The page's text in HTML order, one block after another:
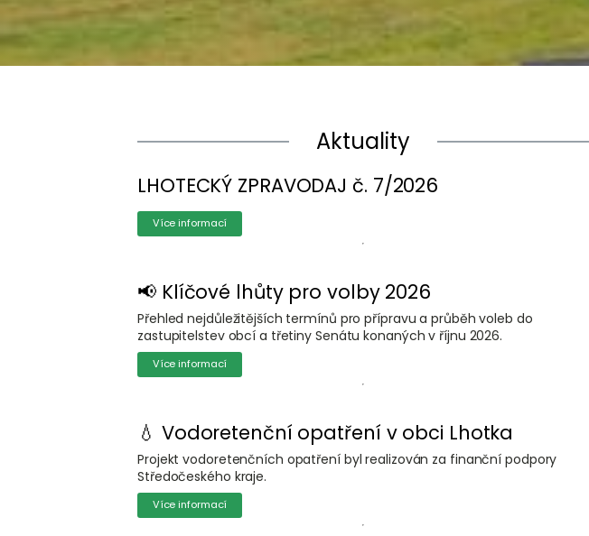
Aktuality
LHOTECKÝ ZPRAVODAJ č. 7/2026
Více informací
📢 Klíčové lhůty pro volby 2026
Přehled nejdůležitějších termínů pro přípravu a průběh voleb do
zastupitelstev obcí a třetiny Senátu konaných v říjnu 2026.
Více informací
💧 Vodoretenční opatření v obci Lhotka
Projekt vodoretenčních opatření byl realizován za finanční podpory
Středočeského kraje.
Více informací